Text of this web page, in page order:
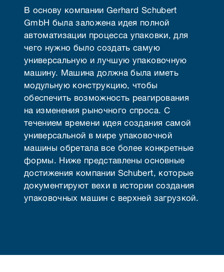
В основу компании Gerhard Schubert
GmbH была заложена идея полной
автоматизации процесса упаковки, для
чего нужно было создать самую
универсальную и лучшую упаковочную
машину. Машина должна была иметь
модульную конструкцию, чтобы
обеспечить возможность реагирования
на изменения рыночного спроса. С
течением времени идея создания самой
универсальной в мире упаковочной
машины обретала все более конкретные
формы. Ниже представлены основные
достижения компании Schubert, которые
документируют вехи в истории создания
упаковочных машин с верхней загрузкой.